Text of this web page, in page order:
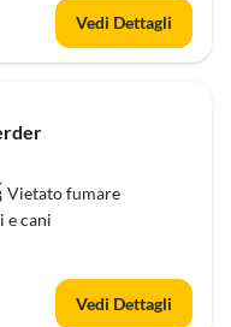
Vedi Dettagli
Vietato fumare
e cani
Vedi Dettagli